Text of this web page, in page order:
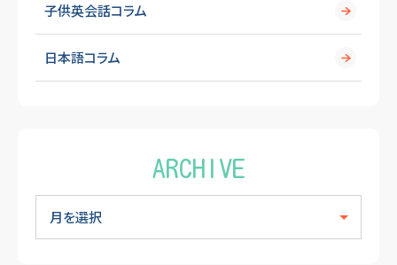
子供英会話コラム
日本語コラム
ARCHIVE